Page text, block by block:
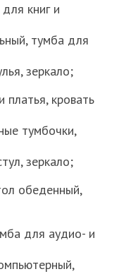
книг и
тумба для
зеркало;
кровать
тумбочки,
зеркало;
обеденный,
для аудио- и